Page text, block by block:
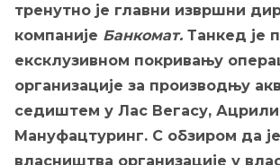
тренутно је главни извршни
компаније Банкомат. Танкед је
ексклузивном покривању
организације за производњу
седиштем у Лас Вегасу,
Мануфацтуринг. С обзиром да
власништва организације у